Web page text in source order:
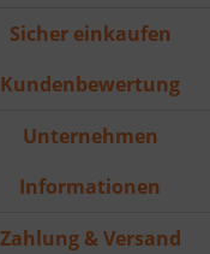
Sicher einkaufen
Kundenbewertung
Unternehmen
Informationen
Zahlung & Versand